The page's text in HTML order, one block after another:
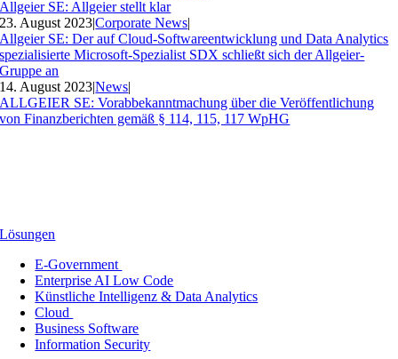
Allgeier SE: Allgeier stellt klar
23. August 2023|Corporate News|
Allgeier SE: Der auf Cloud-Softwareentwicklung und Data Analytics
spezialisierte Microsoft-Spezialist SDX schließt sich der Allgeier-
Gruppe an
14. August 2023|News|
ALLGEIER SE: Vorabbekanntmachung über die Veröffentlichung
von Finanzberichten gemäß § 114, 115, 117 WpHG
Lösungen
E-Government
Enterprise AI Low Code
Künstliche Intelligenz & Data Analytics
Cloud
Business Software
Information Security